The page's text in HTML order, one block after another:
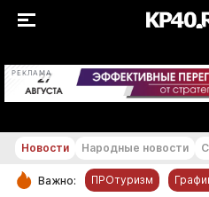
РЕКЛАМА
Новости Народные новости
Важно: ПРОтуризм